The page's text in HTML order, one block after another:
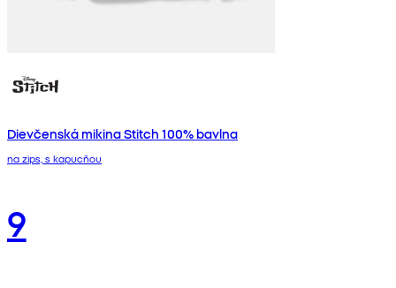
Dievčenská mikina Stitch 100% bavlna
na zips, s kapucňou
9